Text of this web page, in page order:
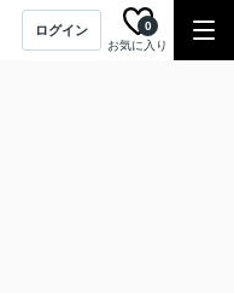
ログイン
お気に入り
0